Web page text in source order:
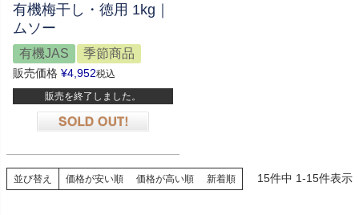
有機梅干し・徳用 1kg｜
ムソー
有機JAS 季節商品
販売価格 ¥4,952税込
販売を終了しました。
並び替え 価格が安い順 価格が高い順 新着順 15件中 1-15件表示